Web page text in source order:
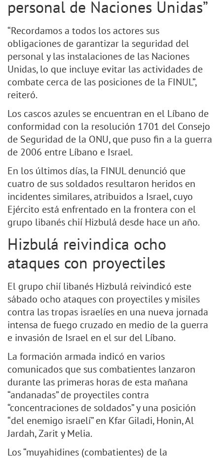
personal de Naciones Unidas”
“Recordamos a todos los actores sus
obligaciones de garantizar la seguridad del
personal y las instalaciones de las Naciones
Unidas, lo que incluye evitar las actividades de
combate cerca de las posiciones de la FINUL”,
reiteró.
Los cascos azules se encuentran en el Líbano de
conformidad con la resolución 1701 del Consejo
de Seguridad de la ONU, que puso fin a la guerra
de 2006 entre Líbano e Israel.
En los últimos días, la FINUL denunció que
cuatro de sus soldados resultaron heridos en
incidentes similares, atribuidos a Israel, cuyo
Ejército está enfrentado en la frontera con el
grupo libanés chií Hizbulá desde hace un año.
Hizbulá reivindica ocho
ataques con proyectiles
El grupo chií libanés Hizbulá reivindicó este
sábado ocho ataques con proyectiles y misiles
contra las tropas israelíes en una nueva jornada
intensa de fuego cruzado en medio de la guerra
e invasión de Israel en el sur del Líbano.
La formación armada indicó en varios
comunicados que sus combatientes lanzaron
durante las primeras horas de esta mañana
“andanadas” de proyectiles contra
“concentraciones de soldados” y una posición
“del enemigo israelí” en Kfar Giladi, Honin, Al
Jardah, Zarit y Melia.
Los “muyahidines (combatientes) de la